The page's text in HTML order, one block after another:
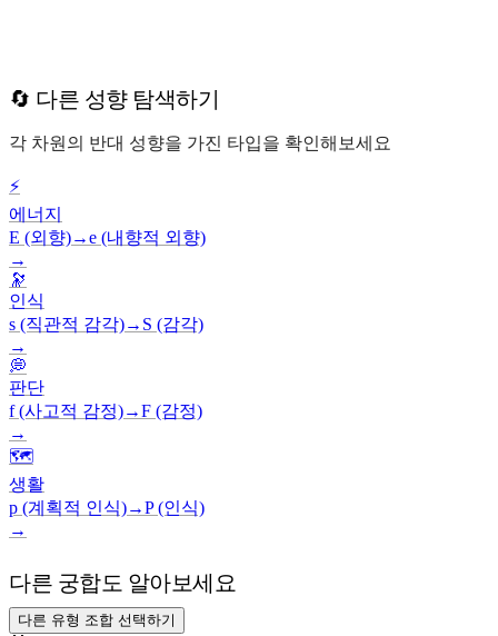
🔄 다른 성향 탐색하기
각 차원의 반대 성향을 가진 타입을 확인해보세요
⚡
에너지
E (외향)→e (내향적 외향)
→
🔭
인식
s (직관적 감각)→ S (감각)
→
💭
판단
f (사고적 감정)→F (감정)
→
🗺️
생활
p (계획적 인식)→P (인식)
→
다른 궁합도 알아보세요
다른 유형 조합 선택하기